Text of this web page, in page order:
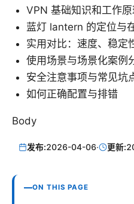
VPN 基础知识和工作原
蓝灯 lantern 的定位与
实用对比：速度、稳定
使用场景与场景化案例
安全注意事项与常见坑
如何正确配置与排错
Body
发布:2026-04-06· 更新:
ON THIS PAGE